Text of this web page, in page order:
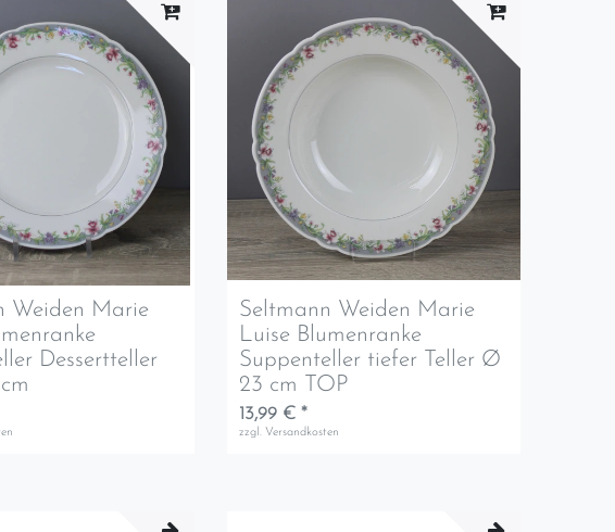
Weiden Marie
Dessertteller
Seltmann Weiden Marie
Luise Blumenranke
Suppenteller tiefer Teller Ø
23 cm TOP
13,99 € *
zzgl. Versandkosten